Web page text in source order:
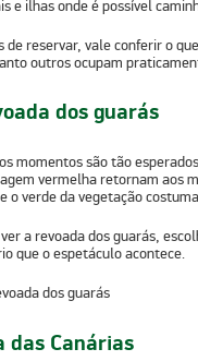
e ilhas onde é possível
de reservar, vale conferir o
outros ocupam
dos guarás
momentos são tão
vermelha retornam aos
o verde da vegetação
a revoada dos guarás,
que o espetáculo acontece.
das Canárias